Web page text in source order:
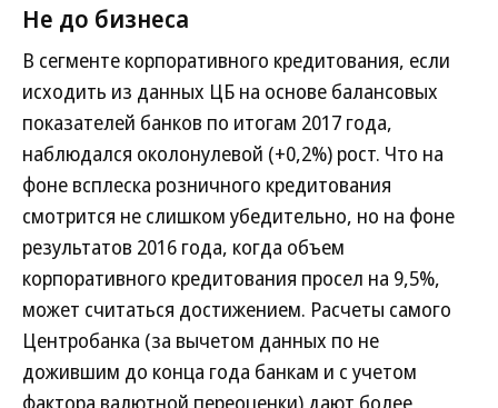
Не до бизнеса
В сегменте корпоративного кредитования, если
исходить из данных ЦБ на основе балансовых
показателей банков по итогам 2017 года,
наблюдался околонулевой (+0,2%) рост. Что на
фоне всплеска розничного кредитования
смотрится не слишком убедительно, но на фоне
результатов 2016 года, когда объем
корпоративного кредитования просел на 9,5%,
может считаться достижением. Расчеты самого
Центробанка (за вычетом данных по не
дожившим до конца года банкам и с учетом
фактора валютной переоценки) дают более